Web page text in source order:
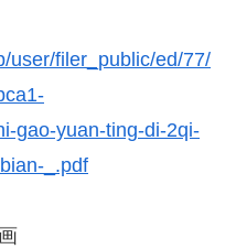
user/filer_public/ed/77/
gao-yuan-ting-di-2qi-
_.pdf